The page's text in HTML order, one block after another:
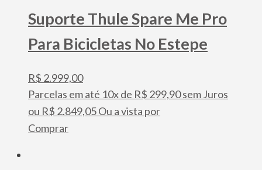
Suporte Thule Spare Me Pro
Para Bicicletas No Estepe
R$ 2.999,00
Parcelas em até 10x de R$ 299,90sem Juros
ou R$ 2.849,05Ou a vista por
Comprar